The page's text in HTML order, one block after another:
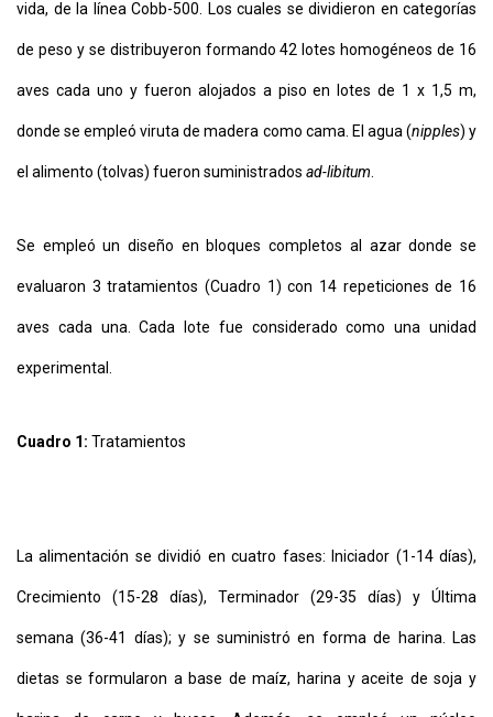
vida, de la línea Cobb-500. Los cuales se dividieron en categorías
de peso y se distribuyeron formando 42 lotes homogéneos de 16
aves cada uno y fueron alojados a piso en lotes de 1 x 1,5 m,
donde se empleó viruta de madera como cama. El agua (nipples) y
el alimento (tolvas) fueron suministrados ad-libitum
Se empleó un diseño en bloques completos al azar donde se
evaluaron 3 tratamientos (Cuadro 1) con 14 repeticiones de 16
aves cada una. Cada lote fue considerado como una unidad
experimental.
Cuadro 1: Tratamientos
La alimentación se dividió en cuatro fases: Iniciador (1-14 días),
Crecimiento (15-28 días), Terminador (29-35 días) y Última
semana (36-41 días); y se suministró en forma de harina. Las
dietas se formularon a base de maíz, harina y aceite de soja y